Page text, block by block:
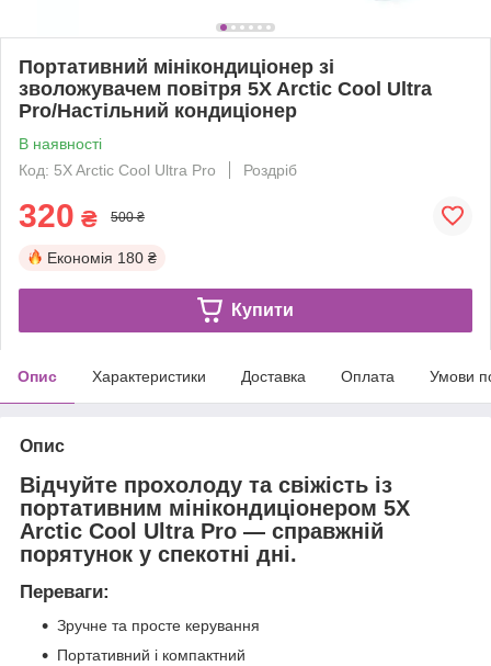
Портативний мінікондиціонер зі
зволожувачем повітря 5X Arctic Cool Ultra
Pro/Настільний кондиціонер
В наявності
Код: 5X Arctic Cool Ultra Pro
Роздріб
320 ₴ 500 ₴
Економія 180 ₴
Купити
Опис Характеристики Доставка Оплата Умови
Опис
Відчуйте прохолоду та свіжість із
портативним мінікондиціонером 5X
Arctic Cool Ultra Pro — справжній
порятунок у спекотні дні.
Переваги:
Зручне та просте керування
Портативний і компактний